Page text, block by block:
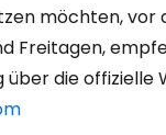
möchten, vor
Freitagen,
über die offizielle